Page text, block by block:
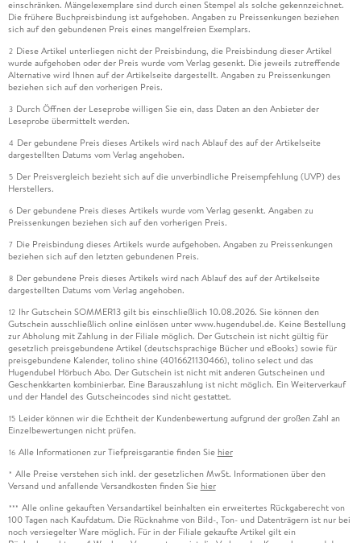
einschränken. Mängelexemplare sind durch einen Stempel als solche gekennzeichnet.
Die frühere Buchpreisbindung ist aufgehoben. Angaben zu Preissenkungen beziehen
sich auf den gebundenen Preis eines mangelfreien Exemplars.
2 Diese Artikel unterliegen nicht der Preisbindung, die Preisbindung dieser Artikel
wurde aufgehoben oder der Preis wurde vom Verlag gesenkt. Die jeweils zutreffende
Alternative wird Ihnen auf der Artikelseite dargestellt. Angaben zu Preissenkungen
beziehen sich auf den vorherigen Preis.
3 Durch Öffnen der Leseprobe willigen Sie ein, dass Daten an den Anbieter der
Leseprobe übermittelt werden.
4 Der gebundene Preis dieses Artikels wird nach Ablauf des auf der Artikelseite
dargestellten Datums vom Verlag angehoben.
5 Der Preisvergleich bezieht sich auf die unverbindliche Preisempfehlung (UVP) des
Herstellers.
6 Der gebundene Preis dieses Artikels wurde vom Verlag gesenkt. Angaben zu
Preissenkungen beziehen sich auf den vorherigen Preis.
7 Die Preisbindung dieses Artikels wurde aufgehoben. Angaben zu Preissenkungen
beziehen sich auf den letzten gebundenen Preis.
8 Der gebundene Preis dieses Artikels wird nach Ablauf des auf der Artikelseite
dargestellten Datums vom Verlag angehoben.
12 Ihr Gutschein SOMMER13 gilt bis einschließlich 10.08.2026. Sie können den
Gutschein ausschließlich online einlösen unter www.hugendubel.de. Keine Bestellung
zur Abholung mit Zahlung in der Filiale möglich. Der Gutschein ist nicht gültig für
gesetzlich preisgebundene Artikel (deutschsprachige Bücher und eBooks) sowie für
preisgebundene Kalender, tolino shine (4016621130466), tolino select und das
Hugendubel Hörbuch Abo. Der Gutschein ist nicht mit anderen Gutscheinen und
Geschenkkarten kombinierbar. Eine Barauszahlung ist nicht möglich. Ein Weiterverkauf
und der Handel des Gutscheincodes sind nicht gestattet.
15 Leider können wir die Echtheit der Kundenbewertung aufgrund der großen Zahl an
Einzelbewertungen nicht prüfen.
16 Alle Informationen zur Tiefpreisgarantie finden Sie hier
* Alle Preise verstehen sich inkl. der gesetzlichen MwSt. Informationen über den
Versand und anfallende Versandkosten finden Sie hier
*** Alle online gekauften Versandartikel beinhalten ein erweitertes Rückgaberecht von
100 Tagen nach Kaufdatum. Die Rücknahme von Bild-, Ton- und Datenträgern ist nur bei
noch versiegelter Ware möglich. Für in der Filiale gekaufte Artikel gilt ein